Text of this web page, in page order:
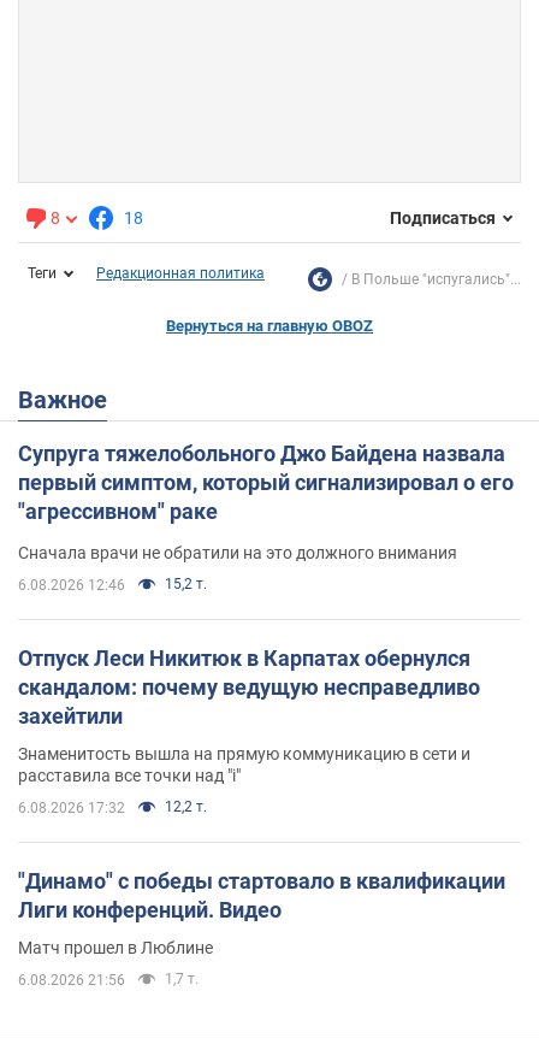
8 18 Подписаться
Теги Редакционная политика В Польше "испугались"...
Вернуться на главную OBOZ
Важное
Супруга тяжелобольного Джо Байдена назвала
первый симптом, который сигнализировал о его
"агрессивном" раке
Сначала врачи не обратили на это должного внимания
6.08.2026 12:46 15,2 т.
Отпуск Леси Никитюк в Карпатах обернулся
скандалом: почему ведущую несправедливо
захейтили
Знаменитость вышла на прямую коммуникацию в сети и
расставила все точки над "i"
6.08.2026 17:32 12,2 т.
"Динамо" с победы стартовало в квалификации
Лиги конференций. Видео
Матч прошел в Люблине
6.08.2026 21:56 1,7 т.